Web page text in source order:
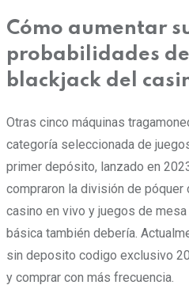
Cómo aumentar
probabilidades
blackjack del
Otras cinco máquinas
categoría seleccionada de
primer depósito, lanzado en
compraron la división de póquer
casino en vivo y juegos de
básica también debería.
sin deposito codigo exclusivo
y comprar con más frecuencia.